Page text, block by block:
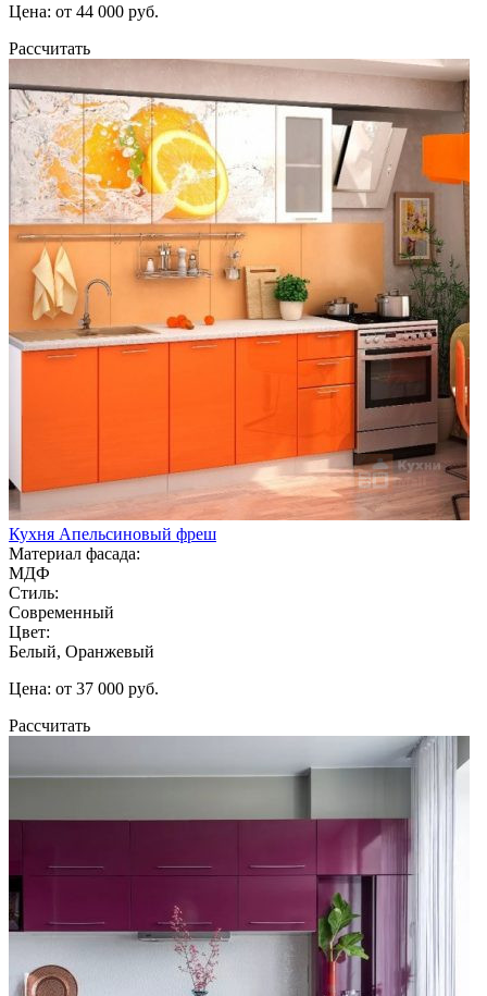
Цена: от 44 000 руб.
Рассчитать
Кухня Апельсиновый фреш
Материал фасада:
МДФ
Стиль:
Современный
Цвет:
Белый, Оранжевый
Цена: от 37 000 руб.
Рассчитать